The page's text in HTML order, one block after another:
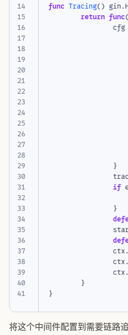
14
15
16
17
18
19
20
21
22
24
25
26
27
28
29
30
31
32
34
35
36
37
38
39
40
41
func Tracing() gin.
return func(
cfg
}
if
}
ctx.
ctx.
ctx
}
}
将这个中间件配置到需要链